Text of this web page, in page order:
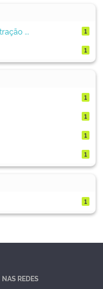
...
1
1
1
1
1
1
1
NAS REDES